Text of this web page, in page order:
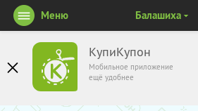
КупиКупон
Мобильное приложение
ещё удобнее
Меню Балашиха